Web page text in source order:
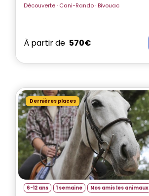
Découverte · Cani-Rando · Bivouac
À partir de 570€
Dernières places
6-12 ans 1 semaine Nos amis les animaux